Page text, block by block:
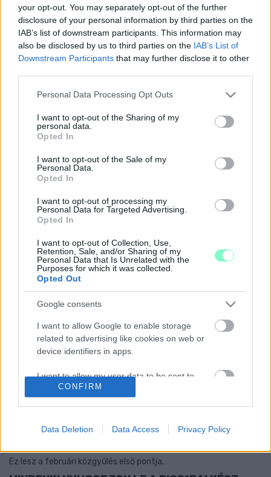
your opt-out. You may separately opt-out of the further
disclosure of your personal information by third parties on the
IAB’s list of downstream participants. This information may
also be disclosed by us to third parties on the IAB’s List of
Downstream Participants that may further disclose it to other
Please note that this website/app uses one or more Google
not limited to your visit or usage behaviour. You may click to
grant or deny consent to Google and its third-party tags to
use your data for below specified purposes in below Google
consent section.
Personal Data Processing Opt Outs
I want to opt-out of the Sharing of my
personal data.
Opted In
I want to opt-out of the Sale of my
Personal Data.
Opted In
I want to opt-out of processing my
Personal Data for Targeted Advertising.
Opted In
I want to opt-out of Collection, Use,
Retention, Sale, and/or Sharing of my
Personal Data that Is Unrelated with the
Purposes for which it was collected.
Opted Out
Google consents
I want to allow Google to enable storage
related to advertising like cookies on web or
device identifiers in apps.
I want to allow my user data to be sent to
Google for online advertising purposes.
personalized advertising.
I want to allow Google to enable storage
related to analytics like cookies on web or
CONFIRM
Data Deletion Data Access Privacy Policy
2019. március. 06. 11:20
Nem sikerült leváltani, most a zsebét vették célba az "árulónak".
TELEFONON HÍVJA FEL A SZOMBATHELYIEKET
A FIDESZ, HOGY LEÁRULÓZZÁK MOLNÁR
MIKLÓS ALPOLGÁRMESTERT
Rövid időn belül ennyi szóismétlésért elég rossz jegy jár nyelvtan
A SZOMBATHELYI VÁROSHÁZA SAJTÓSA
SZERINT A FIDESZ DOLGAI NEM HELYBEN
2019. február. 28. 18:27
EZERREL MEGY A BEVÁNDORLÁS-PARTY A
SZOMBATHELYI KÖZGYŰLÉSBEN
2019. február. 28. 08:46
A szombathelyi közgyűlésről blogolunk.
ITT VAN MOLNÁR PUSKÁSSAL KÖTÖTT
MEGÁLLAPODÁSA
2019. február. 27. 16:03
A bemutatott dokumentumok alapján Molnár Miklós
alpolgármester nem árult el senkit.
INGYEN PAKOLJÁK LE A VAS NÉPÉKET A
SZOMBATHELYI KÓRHÁZ BETEGINFORMÁCIÓS
PULTJAIRA?
2019. február. 25. 11:27
példányra fizet elő.
PUSKÁS POLGÁRMESTER NEM ELÉGSZIK MEG
MOLNÁR JOGKÖREINEK VISSZAVONÁSÁVAL, LE
POSZTJÁRÓL
2019. február. 22. 16:38
Ez lesz a februári közgyűlés első pontja.